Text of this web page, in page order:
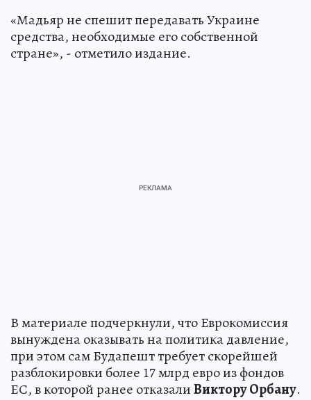
«Мадьяр не спешит передавать Украине
средства, необходимые его собственной
стране», - отметило издание.
В материале подчеркнули, что Еврокомиссия
вынуждена оказывать на политика давление,
при этом сам Будапешт требует скорейшей
разблокировки более 17 млрд евро из фондов
ЕС, в которой ранее отказалиВиктору Орбану.